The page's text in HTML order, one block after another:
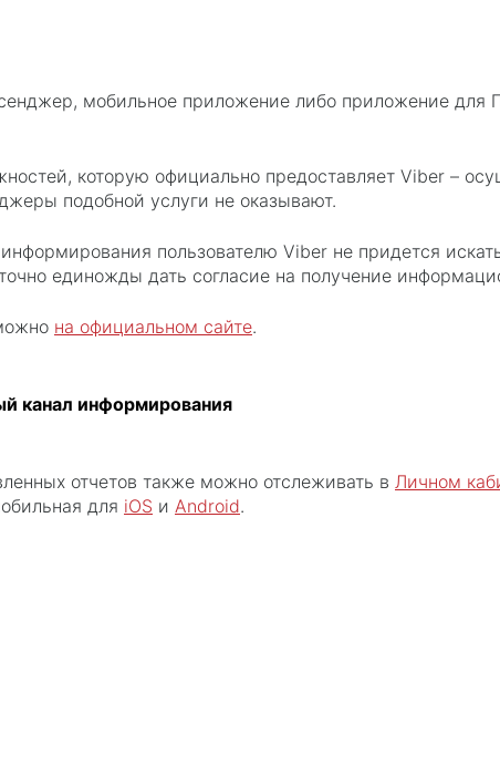
мобильное приложение либо приложение для
которую официально предоставляет Viber –
подобной услуги не оказывают.
пользователю Viber не придется
единожды дать согласие на получение
на официальном сайте.
канал информирования
отчетов также можно отслеживать в Личном
для iOS и Android.